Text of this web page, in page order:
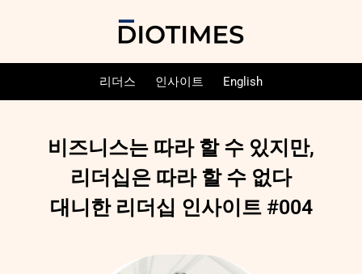
리더스 인사이트 English
비즈니스는 따라 할 수 있지만,
리더십은 따라 할 수 없다
대니한 리더십 인사이트 #004